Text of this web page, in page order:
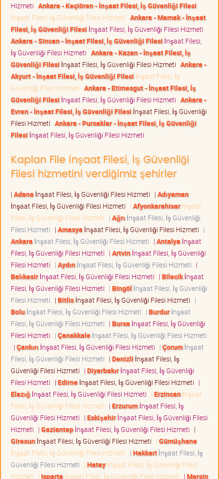
Hizmeti Ankara - Keçiören - İnşaat Filesi, İş Güvenliği Filesi
İnşaat Filesi, İş Güvenliği Filesi Hizmeti Ankara - Mamak - İnşaat
Filesi, İş Güvenliği Filesi İnşaat Filesi, İş Güvenliği Filesi Hizmeti
Ankara - Sincan - İnşaat Filesi, İş Güvenliği Filesi İnşaat Filesi,
İş Güvenliği Filesi Hizmeti Ankara - Kazan - İnşaat Filesi, İş
Güvenliği Filesi İnşaat Filesi, İş Güvenliği Filesi Hizmeti Ankara -
Akyurt - İnşaat Filesi, İş Güvenliği Filesi İnşaat Filesi, İş
Güvenliği Filesi Hizmeti Ankara - Etimesgut - İnşaat Filesi, İş
Güvenliği Filesi İnşaat Filesi, İş Güvenliği Filesi Hizmeti Ankara -
Evren - İnşaat Filesi, İş Güvenliği Filesi İnşaat Filesi, İş Güvenliği
Filesi Hizmeti Ankara - Pursaklar - İnşaat Filesi, İş Güvenliği
Filesi İnşaat Filesi, İş Güvenliği Filesi Hizmeti
Kaplan File İnşaat Filesi, İş Güvenliği
Filesi hizmetini verdiğimiz şehirler
| Adana İnşaat Filesi, İş Güvenliği Filesi Hizmeti | Adıyaman
İnşaat Filesi, İş Güvenliği Filesi Hizmeti | Afyonkarahisarİnşaat
Filesi, İş Güvenliği Filesi Hizmeti | Ağrı İnşaat Filesi, İş Güvenliği
Filesi Hizmeti | Amasya İnşaat Filesi, İş Güvenliği Filesi Hizmeti |
Ankara İnşaat Filesi, İş Güvenliği Filesi Hizmeti | Antalya İnşaat
Filesi, İş Güvenliği Filesi Hizmeti | Artvinİnşaat Filesi, İş Güvenliği
Filesi Hizmeti | Aydınİnşaat Filesi, İş Güvenliği Filesi Hizmeti |
Balıkesirİnşaat Filesi, İş Güvenliği Filesi Hizmeti | Bilecikİnşaat
Filesi, İş Güvenliği Filesi Hizmeti | Bingöl İnşaat Filesi, İş Güvenliği
Filesi Hizmeti | Bitlisİnşaat Filesi, İş Güvenliği Filesi Hizmeti |
Boluİnşaat Filesi, İş Güvenliği Filesi Hizmeti | Burdurİnşaat
Filesi, İş Güvenliği Filesi Hizmeti | Bursa İnşaat Filesi, İş Güvenliği
Filesi Hizmeti | Çanakkaleİnşaat Filesi, İş Güvenliği Filesi Hizmeti
| Çankırı İnşaat Filesi, İş Güvenliği Filesi Hizmeti | Çorumİnşaat
Filesi, İş Güvenliği Filesi Hizmeti | Denizli İnşaat Filesi, İş
Güvenliği Filesi Hizmeti | Diyarbakırİnşaat Filesi, İş Güvenliği
Filesi Hizmeti | Edirneİnşaat Filesi, İş Güvenliği Filesi Hizmeti |
Elazığ İnşaat Filesi, İş Güvenliği Filesi Hizmeti | Erzincanİnşaat
Filesi, İş Güvenliği Filesi Hizmeti | Erzurumİnşaat Filesi, İş
Güvenliği Filesi Hizmeti | Eskişehirİnşaat Filesi, İş Güvenliği Filesi
Hizmeti | Gaziantepİnşaat Filesi, İş Güvenliği Filesi Hizmeti |
Giresunİnşaat Filesi, İş Güvenliği Filesi Hizmeti | Gümüşhane
İnşaat Filesi, İş Güvenliği Filesi Hizmeti | Hakkari İnşaat Filesi, İş
Güvenliği Filesi Hizmeti | Hatayİnşaat Filesi, İş Güvenliği Filesi
Hizmeti | Isparta İnşaat Filesi, İş Güvenliği Filesi Hizmeti | Mersin